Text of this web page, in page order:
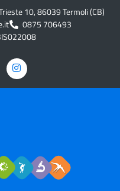
10, 86039 Termoli (CB)
0875 706493